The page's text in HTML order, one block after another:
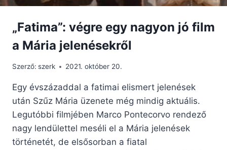
„Fatima”: végre egy nagyon jó film
a Mária jelenésekről
Szerző: szerk 2021. október 20.
Egy évszázaddal a fatimai elismert jelenések
után Szűz Mária üzenete még mindig aktuális.
Legutóbbi filmjében Marco Pontecorvo rendező
nagy lendülettel meséli el a Mária jelenések
történetét, de elsősorban a fiatal